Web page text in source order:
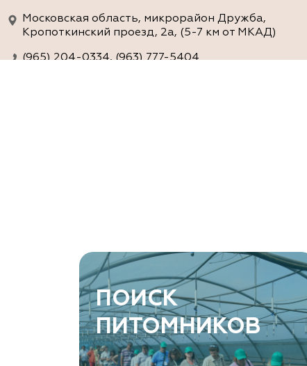
Московская область, микрорайон Дружба,
Кропоткинский проезд, 2а, (5-7 км от МКАД)
(965) 204-0334, (963) 777-5404
ArtGreen (питомник декоративных
растений, АртГрин)
Ростовская область, Ростов-на-Дону,
Левобережная ул, дом № 37
ПОИСК
ПИТОМНИКОВ